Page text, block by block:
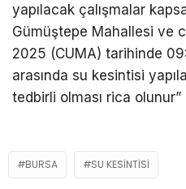
yapılacak çalışmalar
Gümüştepe Mahallesi ve
2025 (CUMA) tarihinde
arasında su kesintisi
tedbirli olması rica olunur”
BURSA SU KESINTISI